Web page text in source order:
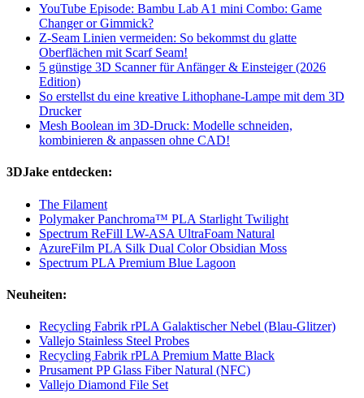
YouTube Episode: Bambu Lab A1 mini Combo: Game
Changer or Gimmick?
Z-Seam Linien vermeiden: So bekommst du glatte
Oberflächen mit Scarf Seam!
5 günstige 3D Scanner für Anfänger & Einsteiger (2026
Edition)
So erstellst du eine kreative Lithophane-Lampe mit dem 3D
Drucker
Mesh Boolean im 3D-Druck: Modelle schneiden,
kombinieren & anpassen ohne CAD!
3DJake entdecken:
The Filament
Polymaker Panchroma™ PLA Starlight Twilight
Spectrum ReFill LW-ASA UltraFoam Natural
AzureFilm PLA Silk Dual Color Obsidian Moss
Spectrum PLA Premium Blue Lagoon
Neuheiten:
Recycling Fabrik rPLA Galaktischer Nebel (Blau-Glitzer)
Vallejo Stainless Steel Probes
Recycling Fabrik rPLA Premium Matte Black
Prusament PP Glass Fiber Natural (NFC)
Vallejo Diamond File Set